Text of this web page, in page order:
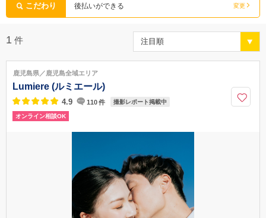
こだわり 後払いができる 変更
1 件
鹿児島県／鹿児島全域エリア
Lumiere (ルミエール)
4.9 110件 撮影レポート掲載中
オンライン相談OK